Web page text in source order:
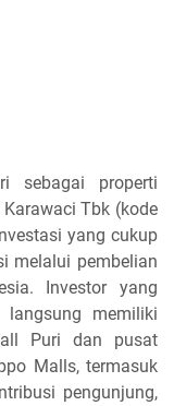
sebagai properti
Tbk (kode
yang cukup
melalui pembelian
Investor yang
memiliki
Puri dan pusat
Malls, termasuk
pengunjung,